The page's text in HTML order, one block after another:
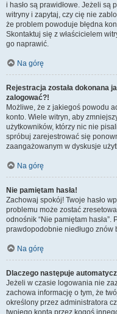
i hasło są prawidłowe. Jeżeli są
witryny i zapytaj, czy cię nie
że problem powoduje błędna
Skontaktuj się z właścicielem
go naprawić.
Na górę
Rejestracja została dokonana
zalogować?!
Możliwe, że z jakiegoś powodu
konto. Wiele witryn, aby
użytkowników, którzy nic nie
spróbuj zarejestrować się
zaangażowanym w dyskusje
Na górę
Nie pamiętam hasła!
Zachowaj spokój! Twoje hasło
problemu może zostać
odnośnik “Nie pamiętam
prawdopodobnie niedługo
Na górę
Dlaczego następuje
Jeżeli w czasie logowania nie
zachowa informację o tym, że
określony przez administratora
twojego konta przez kogoś